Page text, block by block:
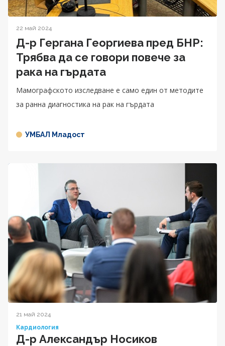
22 май 2024
Д-р Гергана Георгиева пред БНР:
Трябва да се говори повече за
рака на гърдата
Мамографското изследване е само един от методите
за ранна диагностика на рак на гърдата
УМБАЛ Младост
21 май 2024
Кардиология
Д-р Александър Носиков